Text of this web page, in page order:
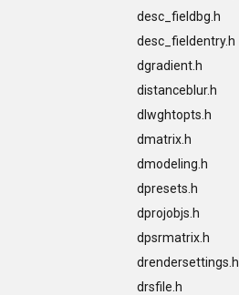
desc_fieldbg.h
desc_fieldentry.h
dgradient.h
distanceblur.h
dlwghtopts.h
dmatrix.h
dmodeling.h
dpresets.h
dprojobjs.h
dpsrmatrix.h
drendersettings.h
drsfile.h